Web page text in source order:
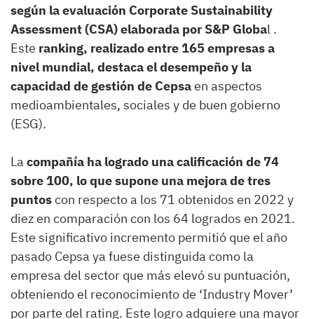
según la evaluación Corporate Sustainability
Assessment (CSA) elaborada por S&P Global .
Este ranking, realizado entre 165 empresas a
nivel mundial, destaca el desempeño y la
capacidad de gestión de Cepsaen aspectos
medioambientales, sociales y de buen gobierno
(ESG).
La compañía ha logrado una calificación de 74
sobre 100, lo que supone una mejora de tres
puntoscon respecto a los 71 obtenidos en 2022 y
diez en comparación con los 64 logrados en 2021.
Este significativo incremento permitió que el año
pasado Cepsa ya fuese distinguida como la
empresa del sector que más elevó su puntuación,
obteniendo el reconocimiento de ‘Industry Mover’
por parte del rating. Este logro adquiere una mayor